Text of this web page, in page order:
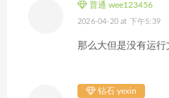
普通 wee123456
2026-04-20 at 下午5:39
那么大但是没有运行
钻石 yexin